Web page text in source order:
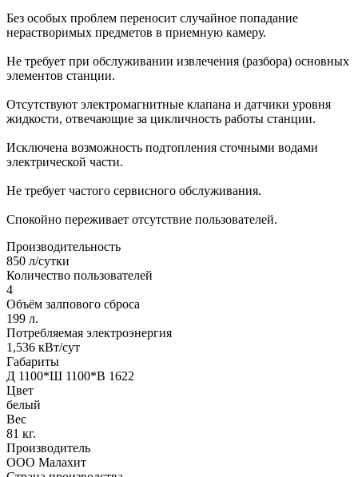
Без особых проблем переносит случайное попадание
нерастворимых предметов в приемную камеру.
Не требует при обслуживании извлечения (разбора) основных
элементов станции.
Отсутствуют электромагнитные клапана и датчики уровня
жидкости, отвечающие за цикличность работы станции.
Исключена возможность подтопления сточными водами
электрической части.
Не требует частого сервисного обслуживания.
Спокойно переживает отсутствие пользователей.
Производительность
850 л/сутки
Количество пользователей
4
Объём залпового сброса
199 л.
Потребляемая электроэнергия
1,536 кВт/сут
Габариты
Д 1100*Ш 1100*В 1622
Цвет
белый
Вес
81 кг.
Производитель
ООО Малахит